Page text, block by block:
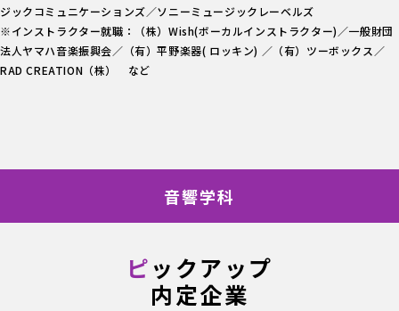
ジックコミュニケーションズ／ソニーミュージックレーベルズ
※インストラクター就職：（株）Wish(ボーカルインストラクター)／一般財団
法人ヤマハ音楽振興会／（有）平野楽器( ロッキン) ／（有）ツーボックス／
RAD CREATION（株） など
音響学科
ピックアップ
内定企業